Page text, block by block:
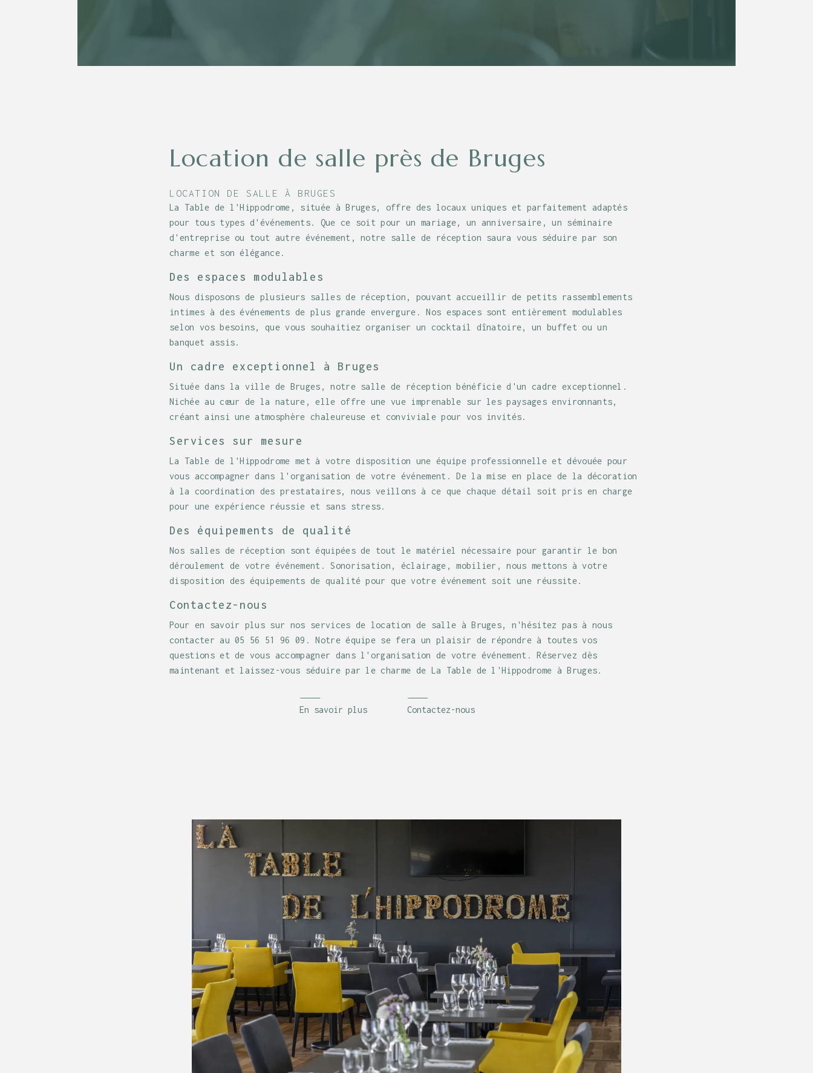
Location de salle près de Bruges
LOCATION DE SALLE À BRUGES
La Table de l'Hippodrome, située à Bruges, offre des locaux uniques et parfaitement adaptés
pour tous types d'événements. Que ce soit pour un mariage, un anniversaire, un séminaire
d'entreprise ou tout autre événement, notre salle de réception saura vous séduire par son
charme et son élégance.
Des espaces modulables
Nous disposons de plusieurs salles de réception, pouvant accueillir de petits rassemblements
intimes à des événements de plus grande envergure. Nos espaces sont entièrement modulables
selon vos besoins, que vous souhaitiez organiser un cocktail dînatoire, un buffet ou un
banquet assis.
Un cadre exceptionnel à Bruges
Située dans la ville de Bruges, notre salle de réception bénéficie d'un cadre exceptionnel.
Nichée au cœur de la nature, elle offre une vue imprenable sur les paysages environnants,
créant ainsi une atmosphère chaleureuse et conviviale pour vos invités.
Services sur mesure
La Table de l'Hippodrome met à votre disposition une équipe professionnelle et dévouée pour
vous accompagner dans l'organisation de votre événement. De la mise en place de la décoration
à la coordination des prestataires, nous veillons à ce que chaque détail soit pris en charge
pour une expérience réussie et sans stress.
Des équipements de qualité
Nos salles de réception sont équipées de tout le matériel nécessaire pour garantir le bon
déroulement de votre événement. Sonorisation, éclairage, mobilier, nous mettons à votre
disposition des équipements de qualité pour que votre événement soit une réussite.
Contactez-nous
Pour en savoir plus sur nos services de location de salle à Bruges, n'hésitez pas à nous
contacter au 05 56 51 96 09. Notre équipe se fera un plaisir de répondre à toutes vos
questions et de vous accompagner dans l'organisation de votre événement. Réservez dès
maintenant et laissez-vous séduire par le charme de La Table de l'Hippodrome à Bruges.
En savoir plus Contactez-nous